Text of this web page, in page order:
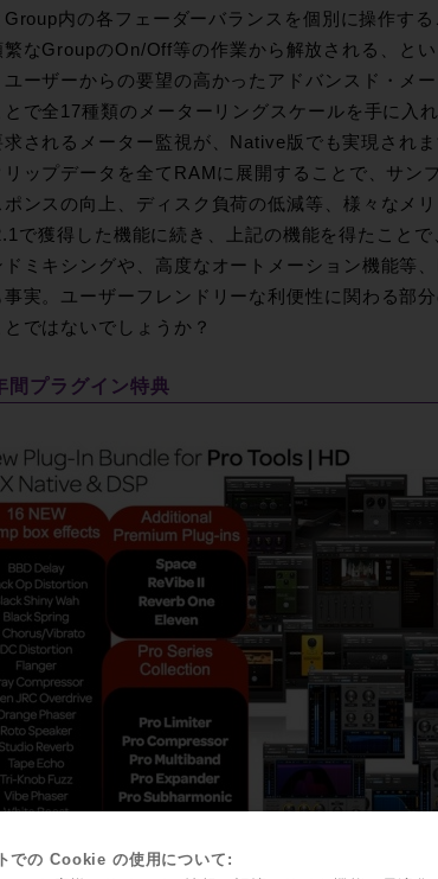
Group内の各フェーダーバランスを個別に操作す
繁なGroupのOn/Off等の作業から解放される、とい
ユーザーからの要望の高かったアドバンスド・メ
とで全17種類のメーターリングスケールを手に入
求されるメーター監視が、Native版でも実現され
リップデータを全てRAMに展開することで、サン
ポンスの向上、ディスク負荷の低減等、様々なメ
で獲得した機能に続き、上記の機能を得たこと
ドミキシングや、高度なオートメーション機能等
事実。ユーザーフレンドリーな利便性に関わる部
とではないでしょうか？
プラグイン特典
での Cookie の使用について: